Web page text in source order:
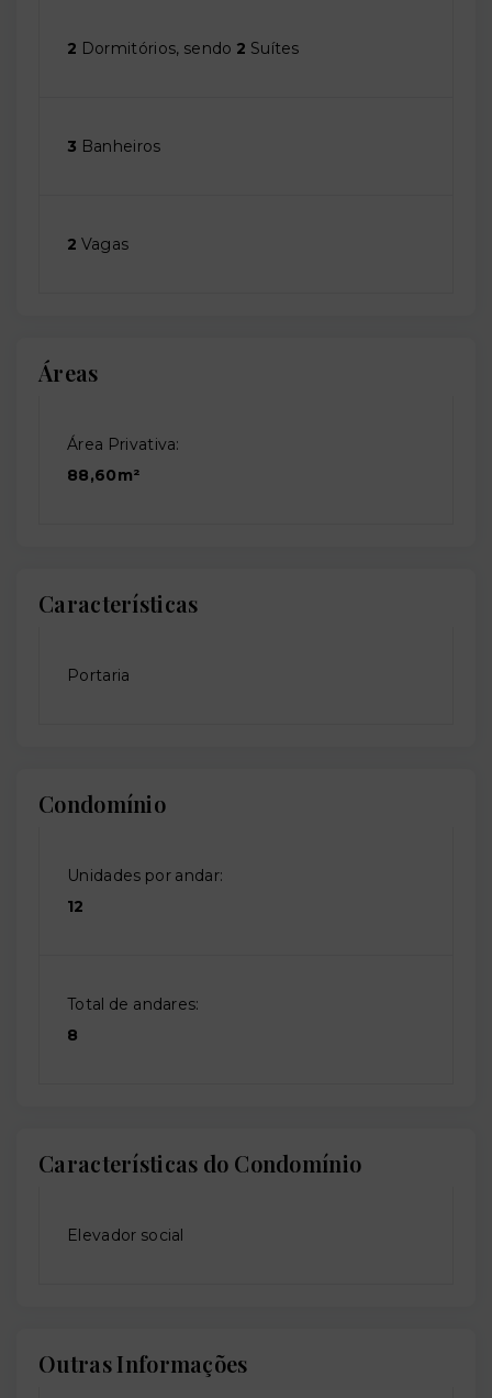
2 Dormitórios, sendo 2 Suítes
3 Banheiros
2 Vagas
Áreas
Área Privativa:
88,60m²
Características
Portaria
Condomínio
Unidades por andar:
12
Total de andares:
8
Características do Condomínio
Elevador social
Outras Informações